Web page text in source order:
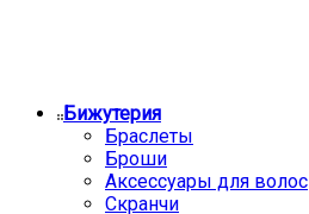
Бижутерия
Браслеты
Броши
Аксессуары для волос
Скранчи